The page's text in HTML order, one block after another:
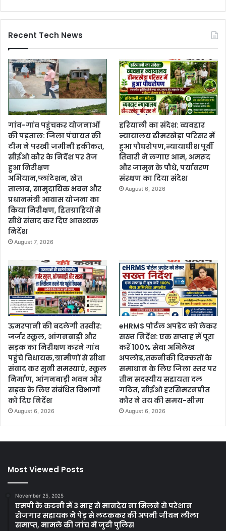
Recent Tech News
गांव-गांव पहुंचकर योजनाओं
की पड़ताल: जिला पंचायत की
टीम ने परखी जमीनी हकीकत,
सीईओ कौर के निर्देश पर तेज
हुआ निरीक्षण
अभियान,प्लांटेशन, खेत
तालाब, सामुदायिक भवन और
प्रधानमंत्री आवास योजना का
किया निरीक्षण, हितग्राहियों से
सीधे संवाद कर दिए आवश्यक
निर्देश
August 7, 2026
हरियाली का संदेश: व्यवहार
न्यायालय ढीमरखेड़ा परिसर में
हुआ पौधरोपण,न्यायाधीश पूर्वी
तिवारी ने लगाए आम, अमरूद
और जामुन के पौधे, पर्यावरण
संरक्षण का दिया संदेश
August 6, 2026
ऊमरपानी की बदलेगी तस्वीर:
जर्जर स्कूल, आंगनबाड़ी और
सड़क का निरीक्षण करने गांव
पहुंचे विधायक,ग्रामीणों से सीधा
संवाद कर सुनी समस्याएं, स्कूल
निर्माण, आंगनबाड़ी भवन और
सड़क के लिए संबंधित विभागों
को दिए निर्देश
August 6, 2026
eHRMS पोर्टल अपडेट को लेकर
सख्त निर्देश: एक सप्ताह में पूरा
करें 100% सेवा अभिलेख
अपलोड,तकनीकी दिक्कतों के
समाधान के लिए जिला स्तर पर
तीन सदस्यीय सहायता दल
गठित, सीईओ हरसिमरनप्रीत
कौर ने तय की समय-सीमा
August 6, 2026
Most Viewed Posts
November 25, 2025
एमपी के कटनी में 3 माह से मानदेय ना मिलने से परेशान
रोजगार सहायक ने पेड़ से लटककर की अपनी जीवन लीला
समाप्त, मामले की जांच में जुटी पुलिस